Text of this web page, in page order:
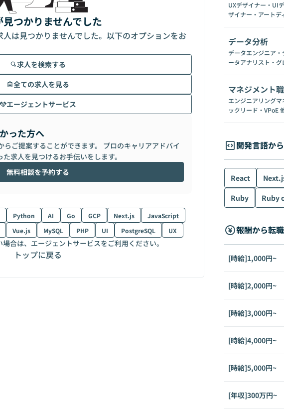
見つかりませんでした
は見つかりませんでした。以下のオプションをお
求人を検索する
全ての求人を見る
エージェントサービス
った方へ
ご提案することができます。 プロのキャリアアドバイ
求人を見つけるお手伝いをします。
無料相談を予約する
Python AI Go GCP Next.js
JavaScript
Vue.js MySQL PHP UI PostgreSQL UX
合は、エージェントサービスをご利用ください。
トップに戻る
UXデザイナー・UI
ザイナー・アートデ
データ分析
データエンジニア
ータアナリスト・グ
マネジメント
エンジニアリング
ックリード・VPoE
開発言語か
React
Ruby
Ruby
報酬から転
[時給]1,000円~
[時給]2,000円~
[時給]3,000円~
[時給]4,000円~
[時給]5,000円~
[年収]300万円~